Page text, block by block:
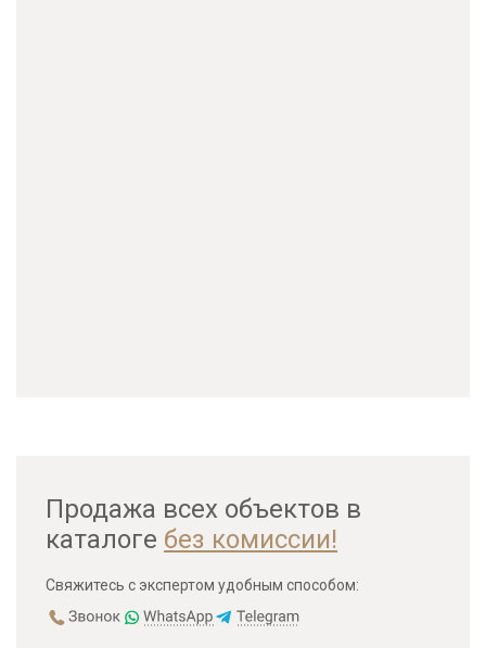
Продажа всех объектов в
каталоге без комиссии!
Свяжитесь с экспертом удобным способом: